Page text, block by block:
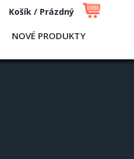
Košík / Prázdný
NOVÉ PRODUKTY